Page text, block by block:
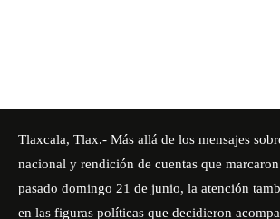
Tlaxcala, Tlax.- Más allá de los mensajes
nacional y rendición de cuentas que
pasado domingo 21 de junio, la atención
en las figuras políticas que decidieron